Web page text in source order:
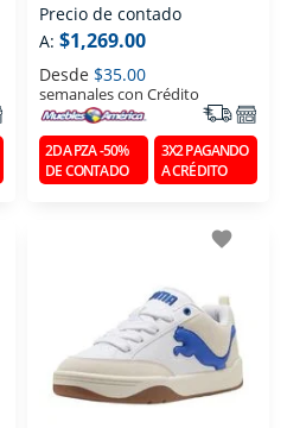
Precio de contado
A: $1,269.00
Desde $35.00
semanales con Crédito
2DA PZA -50%
DE CONTADO
3X2 PAGANDO
A CRÉDITO
favorite